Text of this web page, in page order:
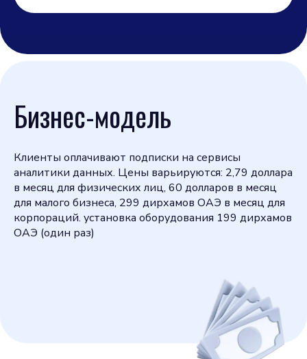
Бизнес-модель
Клиенты оплачивают подписки на сервисы
аналитики данных. Цены варьируются: 2,79 доллара
в месяц для физических лиц, 60 долларов в месяц
для малого бизнеса, 299 дирхамов ОАЭ в месяц для
корпораций. установка оборудования 199 дирхамов
ОАЭ (один раз)